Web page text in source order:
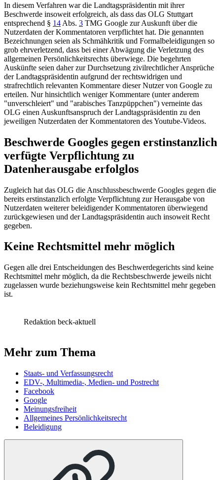
In diesem Verfahren war die Landtagspräsidentin mit ihrer
Beschwerde insoweit erfolgreich, als dass das OLG Stuttgart
entsprechend § 14 Abs. 3 TMG Google zur Auskunft über die
Nutzerdaten der Kommentatoren verpflichtet hat. Die genannten
Bezeichnungen seien als Schmähkritik und Formalbeleidigungen so
grob ehrverletzend, dass bei einer Abwägung die Verletzung des
allgemeinen Persönlichkeitsrechts überwiege. Die begehrten
Auskünfte seien daher zur Durchsetzung zivilrechtlicher Ansprüche
der Landtagspräsidentin aufgrund der rechtswidrigen und
strafrechtlich relevanten Kommentare dieser Nutzer von Google zu
erteilen. Nur hinsichtlich weniger Kommentare (unter anderem
"unverschleiert" und "arabisches Tanzpüppchen") verneinte das
OLG einen Auskunftsanspruch der Landtagspräsidentin zu den
jeweiligen Nutzerdaten der Kommentatoren des Youtube-Videos.
Beschwerde Googles gegen erstinstanzlich
verfügte Verpflichtung zu
Datenherausgabe erfolglos
Zugleich hat das OLG die Anschlussbeschwerde Googles gegen die
bereits erstinstanzlich erfolgte Verpflichtung zur Herausgabe von
Nutzerdaten weiterer beleidigender Kommentatoren überwiegend
zurückgewiesen und der Landtagspräsidentin auch insoweit Recht
gegeben.
Keine Rechtsmittel mehr möglich
Gegen alle drei Entscheidungen des Beschwerdegerichts sind keine
Rechtsmittel mehr möglich, da die Rechtsbeschwerde jeweils nicht
zugelassen wurde beziehungsweise kein Rechtsmittel mehr gegeben
ist.
Redaktion beck-aktuell
Mehr zum Thema
Staats- und Verfassungsrecht
EDV-, Multimedia-, Medien- und Postrecht
Facebook
Google
Meinungsfreiheit
Allgemeines Persönlichkeitsrecht
Beleidigung